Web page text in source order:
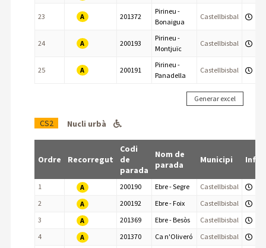
23 A 201372
Pirineu -
Bonaigua
Castellbisbal
24 A 200193
Pirineu -
Montjuïc
Castellbisbal
25 A 200191
Pirineu -
Panadella
Castellbisbal
CS2 Nucli urbà
Ordre Recorregut
Codi
de
parada
Nom de
parada
Municipi Info
1 A 200190 Ebre - Segre
Castellbisbal
2
A 200192 Ebre - Foix
Castellbisbal
3
A 201369 Ebre - Besòs
Castellbisbal
4
A 201370 Ca n'Oliveró Castellbisbal